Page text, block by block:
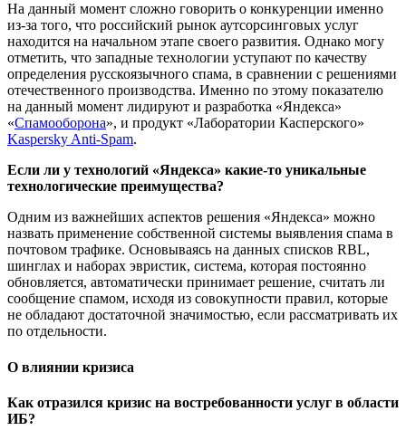
На данный момент сложно говорить о конкуренции именно
из-за того, что российский рынок аутсорсинговых услуг
находится на начальном этапе своего развития. Однако могу
отметить, что западные технологии уступают по качеству
определения русскоязычного спама, в сравнении с решениями
отечественного производства. Именно по этому показателю
на данный момент лидируют и разработка «Яндекса»
«Спамооборона», и продукт «Лаборатории Касперского»
Kaspersky Anti-Spam.
Если ли у технологий «Яндекса» какие-то уникальные
технологические преимущества?
Одним из важнейших аспектов решения «Яндекса» можно
назвать применение собственной системы выявления спама в
почтовом трафике. Основываясь на данных списков RBL,
шинглах и наборах эвристик, система, которая постоянно
обновляется, автоматически принимает решение, считать ли
сообщение спамом, исходя из совокупности правил, которые
не обладают достаточной значимостью, если рассматривать их
по отдельности.
О влиянии кризиса
Как отразился кризис на востребованности услуг в области
ИБ?